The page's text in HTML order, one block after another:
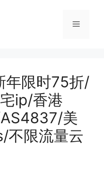
菜
年限时75折/
ip/香港
美
不限流量云